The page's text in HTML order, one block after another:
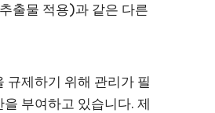
출물 적용)과 같은 다른
제하기 위해 관리가 필
부여하고 있습니다. 제